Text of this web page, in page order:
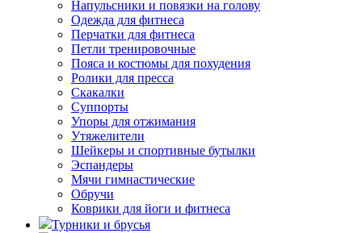
Напульсники и повязки на голову
Одежда для фитнеса
Перчатки для фитнеса
Петли тренировочные
Пояса и костюмы для похудения
Ролики для пресса
Скакалки
Суппорты
Упоры для отжимания
Утяжелители
Шейкеры и спортивные бутылки
Эспандеры
Мячи гимнастические
Обручи
Коврики для йоги и фитнеса
Турники и брусья